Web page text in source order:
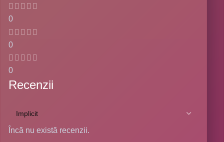
0
0
0
Recenzii
Încă nu există recenzii.